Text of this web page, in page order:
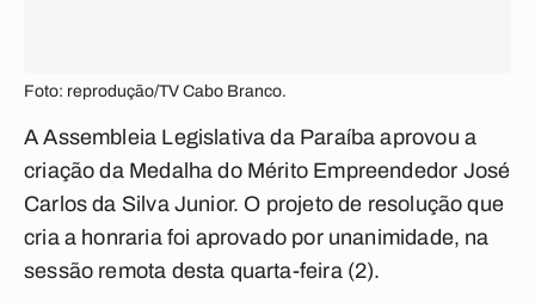
Foto: reprodução/TV Cabo Branco.
A Assembleia Legislativa da Paraíba aprovou a
criação da Medalha do Mérito Empreendedor José
Carlos da Silva Junior. O projeto de resolução que
cria a honraria foi aprovado por unanimidade, na
sessão remota desta quarta-feira (2).